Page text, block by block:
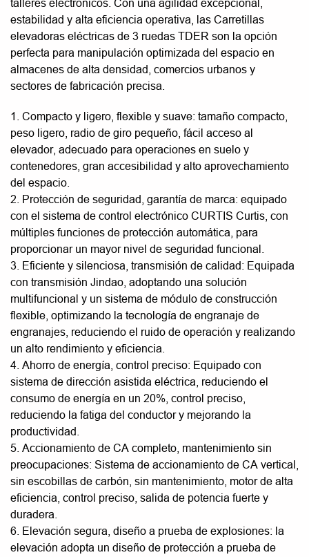
talleres electrónicos. Con una agilidad excepcional,
estabilidad y alta eficiencia operativa, las Carretillas
elevadoras eléctricas de 3 ruedas TDER son la opción
perfecta para manipulación optimizada del espacio en
almacenes de alta densidad, comercios urbanos y
sectores de fabricación precisa.
1. Compacto y ligero, flexible y suave: tamaño compacto,
peso ligero, radio de giro pequeño, fácil acceso al
elevador, adecuado para operaciones en suelo y
contenedores, gran accesibilidad y alto aprovechamiento
del espacio.
2. Protección de seguridad, garantía de marca: equipado
con el sistema de control electrónico CURTIS Curtis, con
múltiples funciones de protección automática, para
proporcionar un mayor nivel de seguridad funcional.
3. Eficiente y silenciosa, transmisión de calidad: Equipada
con transmisión Jindao, adoptando una solución
multifuncional y un sistema de módulo de construcción
flexible, optimizando la tecnología de engranaje de
engranajes, reduciendo el ruido de operación y realizando
un alto rendimiento y eficiencia.
4. Ahorro de energía, control preciso: Equipado con
sistema de dirección asistida eléctrica, reduciendo el
consumo de energía en un 20%, control preciso,
reduciendo la fatiga del conductor y mejorando la
productividad.
5. Accionamiento de CA completo, mantenimiento sin
preocupaciones: Sistema de accionamiento de CA vertical,
sin escobillas de carbón, sin mantenimiento, motor de alta
eficiencia, control preciso, salida de potencia fuerte y
duradera.
6. Elevación segura, diseño a prueba de explosiones: la
elevación adopta un diseño de protección a prueba de